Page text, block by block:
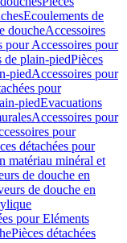
Ecoulements de
doucheAccessoires
pour Accessoires pour
de plain-piedPièces
piedAccessoires pour
pour
piedEvacuations
Accessoires pour
pour
détachées pour
matériau minéral et
de douche en
de douche en
pour Eléments
Pièces détachées